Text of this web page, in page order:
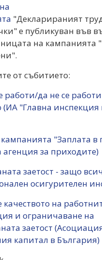
"Декларираният
е публикуван във
на кампанията
от събитието:
работи/да не се работи
(ИА "Главна инспекция
кампанията "Заплата в
за приходите)
заетост - защо
осигурителен
на
и ограничаване на
заетост
капитал в България)